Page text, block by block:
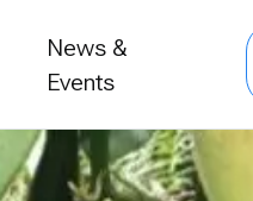
News &
Events